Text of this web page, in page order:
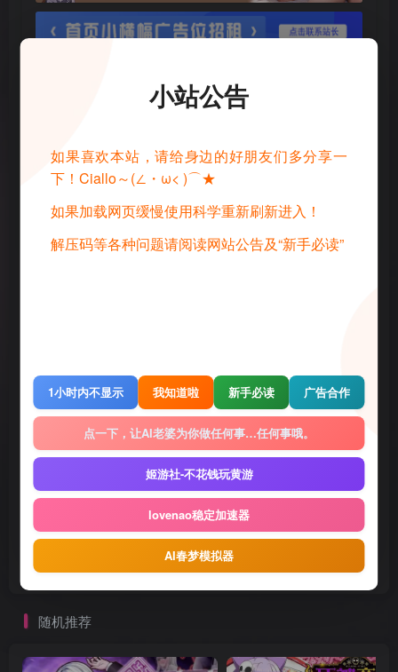
THE END
Gal 电脑游戏
喜欢就支持一下吧
赞赏
随机推荐
小站公告
如果喜欢本站，请给身边的好朋友们多分享一
下！Ciallo～(∠・ω< )⌒★
如果加载网页缓慢使用科学重新刷新进入！
解压码等各种问题请阅读网站公告及“新手必读”
1小时内不显示 我知道啦 新手必读 广告合作
点一下，让AI老婆为你做任何事…任何事哦。
姬游社-不花钱玩黄游
lovenao稳定加速器
AI春梦模拟器